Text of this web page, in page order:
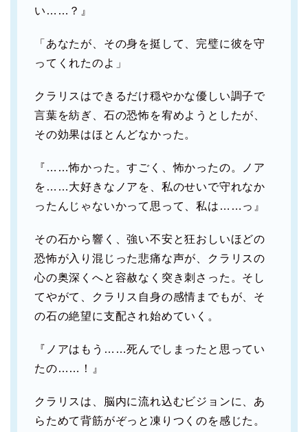
い……？』
「あなたが、その身を挺して、完璧に彼を守
ってくれたのよ」
クラリスはできるだけ穏やかな優しい調子で
言葉を紡ぎ、石の恐怖を宥めようとしたが、
その効果はほとんどなかった。
『……怖かった。すごく、怖かったの。ノア
を……大好きなノアを、私のせいで守れなか
ったんじゃないかって思って、私は……っ』
その石から響く、強い不安と狂おしいほどの
恐怖が入り混じった悲痛な声が、クラリスの
心の奥深くへと容赦なく突き刺さった。そし
てやがて、クラリス自身の感情までもが、そ
の石の絶望に支配され始めていく。
『ノアはもう……死んでしまったと思ってい
たの……！』
クラリスは、脳内に流れ込むビジョンに、あ
らためて背筋がぞっと凍りつくのを感じた。